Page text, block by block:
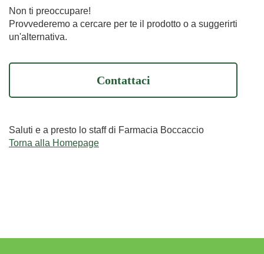
Non ti preoccupare!
Provvederemo a cercare per te il prodotto o a suggerirti
un'alternativa.
Contattaci
Saluti e a presto lo staff di Farmacia Boccaccio
Torna alla Homepage